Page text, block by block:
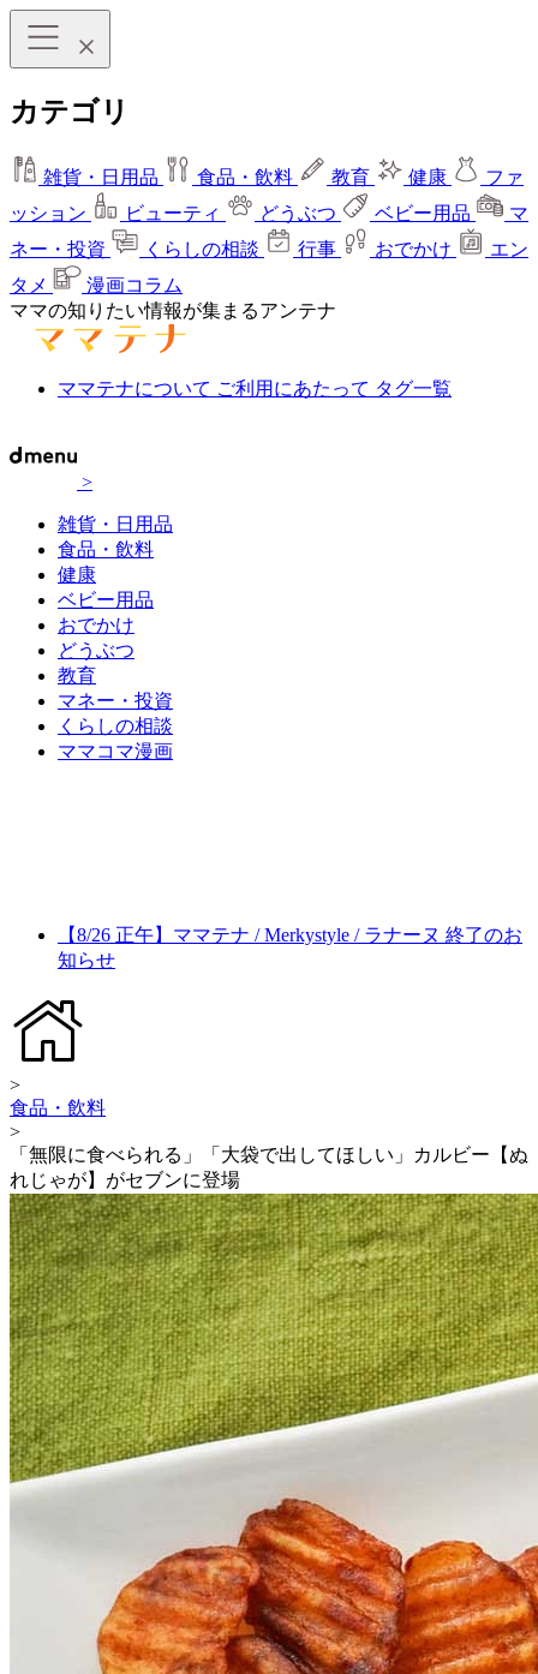
カテゴリ
雑貨・日用品 食品・飲料 教育 健康
ファ
ッション
ビューティ どうぶつ ベビー用品
マ
ネー・投資
くらしの相談 行事 おでかけ
エン
タメ
漫画コラム
ママの知りたい情報が集まるアンテナ
ママテナについて ご利用にあたって タグ一覧
>
雑貨・日用品
食品・飲料
健康
ベビー用品
おでかけ
どうぶつ
教育
マネー・投資
くらしの相談
ママコマ漫画
【8/26 正午】ママテナ / Merkystyle / ラナーヌ 終了のお
知らせ
>
食品・飲料
>
「無限に食べられる」「大袋で出してほしい」カルビー【ぬ
れじゃが】がセブンに登場